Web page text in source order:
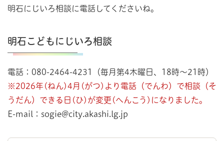
明石にじいろ相談に電話してくださいね。
明石こどもにじいろ相談
電話：080-2464-4231（毎月第4木曜日、18時～21時）
※2026年(ねん)4月(がつ)より電話（でんわ）で相談（そ
うだん）できる日(ひ)が変更(へんこう)になりました。
E-mail：sogie@city.akashi.lg.jp